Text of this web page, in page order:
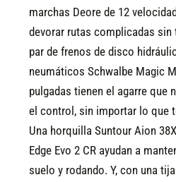
marchas Deore de 12
devorar rutas complicadas sin
par de frenos de disco
neumáticos Schwalbe Magic
pulgadas tienen el agarre que
el control, sin importar lo que
Una horquilla Suntour Aion
Edge Evo 2 CR ayudan a
suelo y rodando. Y, con una